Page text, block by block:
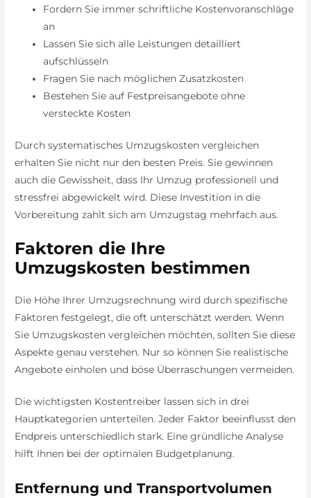
Fordern Sie immer schriftliche Kostenvoranschläge
an
Lassen Sie sich alle Leistungen detailliert
aufschlüsseln
Fragen Sie nach möglichen Zusatzkosten
Bestehen Sie auf Festpreisangebote ohne
versteckte Kosten
Durch systematisches Umzugskosten vergleichen
erhalten Sie nicht nur den besten Preis. Sie gewinnen
auch die Gewissheit, dass Ihr Umzug professionell und
stressfrei abgewickelt wird. Diese Investition in die
Vorbereitung zahlt sich am Umzugstag mehrfach aus.
Faktoren die Ihre
Umzugskosten bestimmen
Die Höhe Ihrer Umzugsrechnung wird durch spezifische
Faktoren festgelegt, die oft unterschätzt werden. Wenn
Sie Umzugskosten vergleichen möchten, sollten Sie diese
Aspekte genau verstehen. Nur so können Sie realistische
Angebote einholen und böse Überraschungen vermeiden.
Die wichtigsten Kostentreiber lassen sich in drei
Hauptkategorien unterteilen. Jeder Faktor beeinflusst den
Endpreis unterschiedlich stark. Eine gründliche Analyse
hilft Ihnen bei der optimalen Budgetplanung.
Entfernung und Transportvolumen